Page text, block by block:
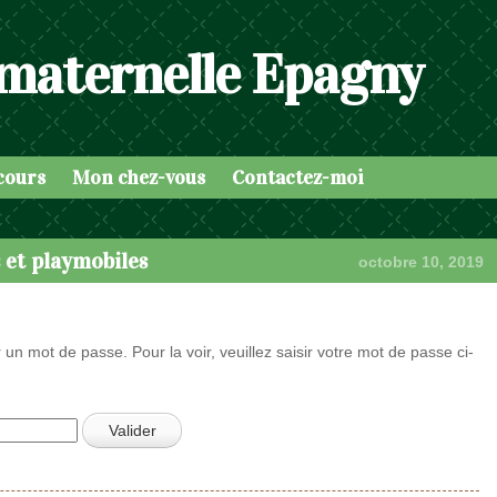
Epagny
Mon chez-vous Contactez-moi
playmobiles octobre 10, 2019
mot de passe. Pour la voir, veuillez saisir votre mot de passe ci-